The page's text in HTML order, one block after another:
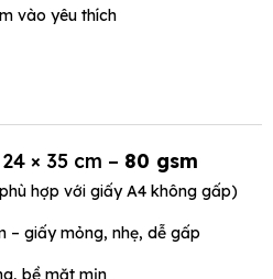
vào yêu thích
× 35 cm – 80 gsm
hợp với giấy A4 không gấp)
– giấy mỏng, nhẹ, dễ gấp
bề mặt mịn